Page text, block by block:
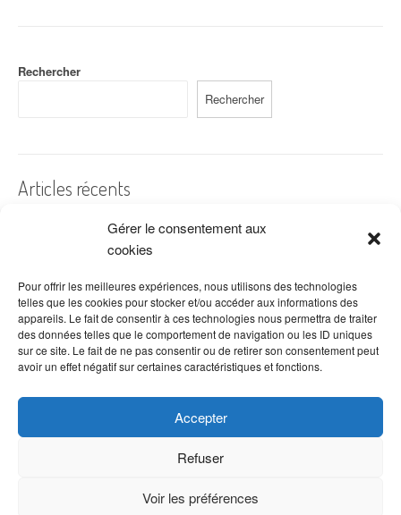
Gérer le consentement aux
cookies
Pour offrir les meilleures expériences, nous utilisons des technologies
telles que les cookies pour stocker et/ou accéder aux informations des
appareils. Le fait de consentir à ces technologies nous permettra de traiter
des données telles que le comportement de navigation ou les ID uniques
sur ce site. Le fait de ne pas consentir ou de retirer son consentement peut
avoir un effet négatif sur certaines caractéristiques et fonctions.
Accepter
Refuser
Voir les préférences
Rechercher
Rechercher
Articles récents
A quelles dates de l’année offre-t-on des fleurs ?
Les fleurs préférées des Français
Combien de fois arroser un cactus ?
Quelles fleurs offrir pour la fête des mères ?
Idées de décoration avec fleurs séchées